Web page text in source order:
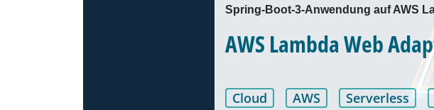
Spring-Boot-3-Anwendung auf AWS
AWS Lambda Web
Cloud AWS Serverless